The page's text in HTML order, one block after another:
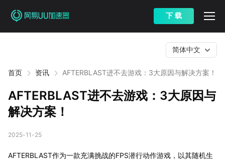
下 载
首页 资讯 AFTERBLAST进不去游戏：3大原因与解决方案！
简体中文
AFTERBLAST进不去游戏：3大原因与
解决方案！
2025-11-25
AFTERBLAST作为一款充满挑战的FPS潜行动作游戏，以其随机生